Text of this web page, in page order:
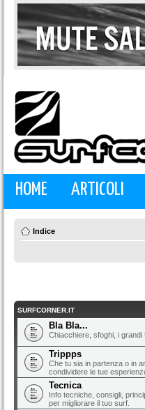
HOME ARTICOLI
Indice
SURFCORNER.IT
Bla Bla...
Chiacchiere, sfoghi, i
Trippps
Che tu sia in partenza o in
condividere le tue
Tecnica
Info tecniche, consigli,
per migliorare il tuo surf.